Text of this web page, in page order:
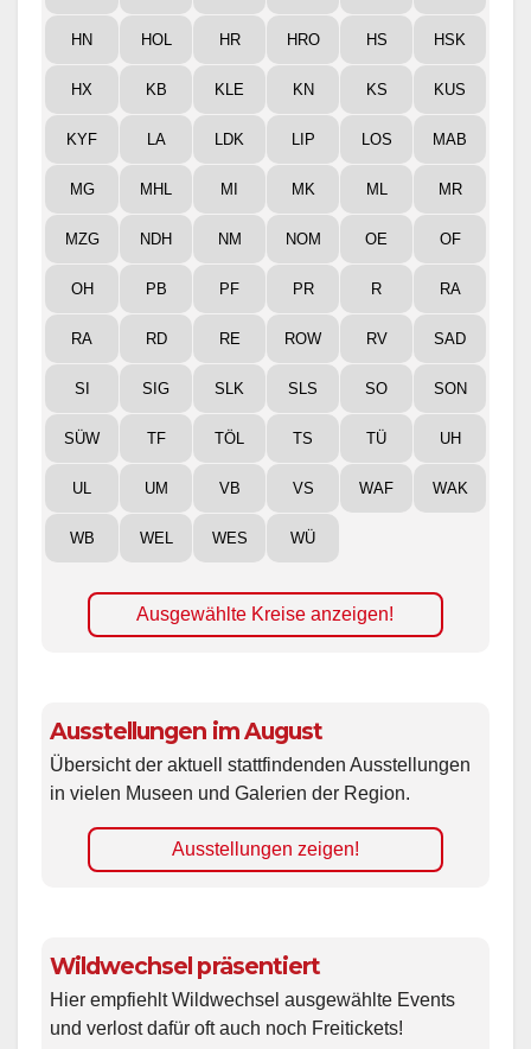
HN HOL HR HRO HS HSK
HX KB KLE KN KS KUS
KYF LA LDK LIP LOS MAB
MG MHL MI MK ML MR
MZG NDH NM NOM OE OF
OH PB PF PR R RA
RA RD RE ROW RV SAD
SI SIG SLK SLS SO SON
SÜW TF TÖL TS TÜ UH
UL UM VB VS WAF WAK
WB WEL WES WÜ
Ausgewählte Kreise anzeigen!
Ausstellungen im August
Übersicht der aktuell stattfindenden Ausstellungen
in vielen Museen und Galerien der Region.
Ausstellungen zeigen!
Wildwechsel präsentiert
Hier empfiehlt Wildwechsel ausgewählte Events
und verlost dafür oft auch noch Freitickets!